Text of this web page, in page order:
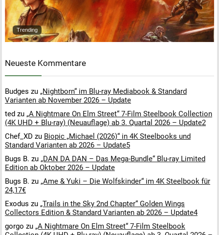
Trending
Neueste Kommentare
Budges zu „Nightborn“ im Blu-ray Mediabook & Standard
Varianten ab November 2026 – Update
ted zu „A Nightmare On Elm Street“ 7-Film Steelbook Collection
(4K UHD + Blu-ray) (Neuauflage) ab 3. Quartal 2026 – Update2
Chef_XD zu Biopic „Michael (2026)“ in 4K Steelbooks und
Standard Varianten ab 2026 – Update5
Bugs B. zu „DAN DA DAN – Das Mega-Bundle“ Blu-ray Limited
Edition ab Oktober 2026 – Update
Bugs B. zu „Ame & Yuki – Die Wolfskinder“ im 4K Steelbook für
24,17€
Exodus zu „Trails in the Sky 2nd Chapter“ Golden Wings
Collectors Edition & Standard Varianten ab 2026 – Update4
gorgo zu „A Nightmare On Elm Street“ 7-Film Steelbook